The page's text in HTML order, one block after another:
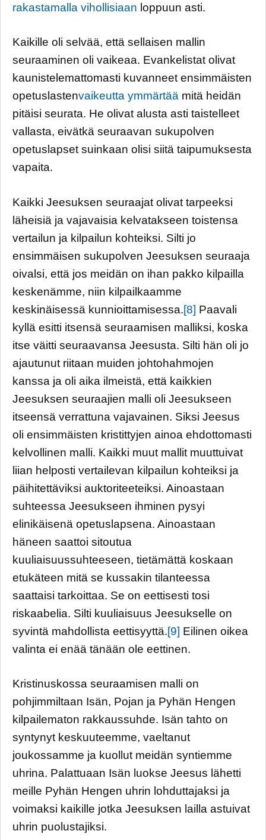
rakastamalla vihollisiaan loppuun asti.
Kaikille oli selvää, että sellaisen mallin
seuraaminen oli vaikeaa. Evankelistat olivat
kaunistelemattomasti kuvanneet ensimmäisten
opetuslastenvaikeutta ymmärtää mitä heidän
pitäisi seurata. He olivat alusta asti taistelleet
vallasta, eivätkä seuraavan sukupolven
opetuslapset suinkaan olisi siitä taipumuksesta
vapaita.
Kaikki Jeesuksen seuraajat olivat tarpeeksi
läheisiä ja vajavaisia kelvatakseen toistensa
vertailun ja kilpailun kohteiksi. Silti jo
ensimmäisen sukupolven Jeesuksen seuraaja
oivalsi, että jos meidän on ihan pakko kilpailla
keskenämme, niin kilpailkaamme
keskinäisessä kunnioittamisessa.[8] Paavali
kyllä esitti itsensä seuraamisen malliksi, koska
itse väitti seuraavansa Jeesusta. Silti hän oli jo
ajautunut riitaan muiden johtohahmojen
kanssa ja oli aika ilmeistä, että kaikkien
Jeesuksen seuraajien malli oli Jeesukseen
itseensä verrattuna vajavainen. Siksi Jeesus
oli ensimmäisten kristittyjen ainoa ehdottomasti
kelvollinen malli. Kaikki muut mallit muuttuivat
liian helposti vertailevan kilpailun kohteiksi ja
päihitettäviksi auktoriteeteiksi. Ainoastaan
suhteessa Jeesukseen ihminen pysyi
elinikäisenä opetuslapsena. Ainoastaan
häneen saattoi sitoutua
kuuliaisuussuhteeseen, tietämättä koskaan
etukäteen mitä se kussakin tilanteessa
saattaisi tarkoittaa. Se on eettisesti tosi
riskaabelia. Silti kuuliaisuus Jeesukselle on
syvintä mahdollista eettisyyttä.[9] Eilinen oikea
valinta ei enää tänään ole eettinen.
Kristinuskossa seuraamisen malli on
pohjimmiltaan Isän, Pojan ja Pyhän Hengen
kilpailematon rakkaussuhde. Isän tahto on
syntynyt keskuuteemme, vaeltanut
joukossamme ja kuollut meidän syntiemme
uhrina. Palattuaan Isän luokse Jeesus lähetti
meille Pyhän Hengen uhrin lohduttajaksi ja
voimaksi kaikille jotka Jeesuksen lailla astuivat
uhrin puolustajiksi.